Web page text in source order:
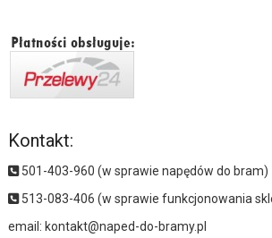
Kontakt:
501-403-960 (w sprawie napędów do bram)
513-083-406 (w sprawie funkcjonowania
email: kontakt@naped-do-bramy.pl